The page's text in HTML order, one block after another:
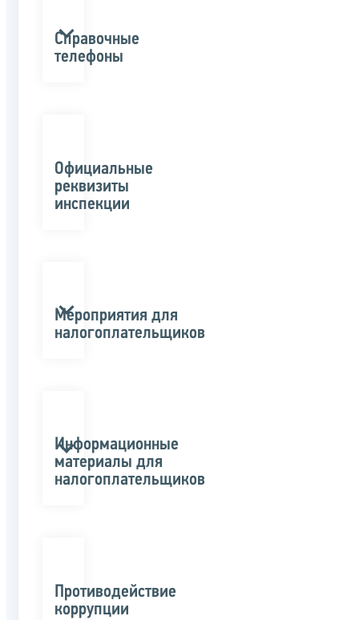
Справочные
телефоны
Официальные
реквизиты
инспекции
Мероприятия для
налогоплательщиков
Информационные
материалы для
налогоплательщиков
Противодействие
коррупции